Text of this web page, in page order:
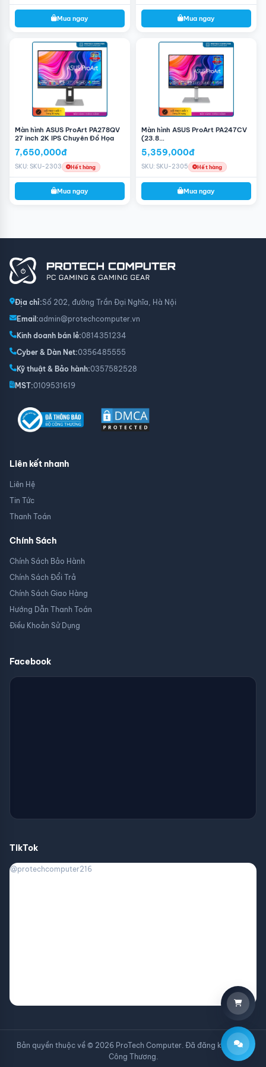
Mua ngay Mua ngay
Màn hình ASUS ProArt PA278QV
27 inch 2K IPS Chuyên Đồ Họa
7,650,000đ
SKU: SKU-2303 Hết hàng
Mua ngay
Màn hình ASUS ProArt PA247CV
(23.8
TypeC)
5,359,000đ
SKU: SKU-2305 Hết hàng
Mua ngay
Địa chỉ:Số 202, đường Trần Đại Nghĩa, Hà Nội
Email:admin@protechcomputer.vn
Kinh doanh bán lẻ:0814351234
Cyber & Dàn Net:0356485555
Kỹ thuật & Bảo hành:0357582528
MST:0109531619
Liên kết nhanh
Liên Hệ
Tin Tức
Thanh Toán
Chính Sách
Chính Sách Bảo Hành
Chính Sách Đổi Trả
Chính Sách Giao Hàng
Hướng Dẫn Thanh Toán
Điều Khoản Sử Dụng
Facebook
TikTok
@protechcomputer216
Bản quyền thuộc về © 2026 ProTech Computer. Đã đăng ký với Bộ
Công Thương.